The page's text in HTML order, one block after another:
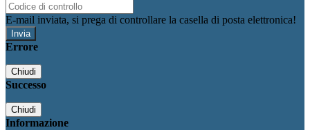
E-mail inviata, si prega di controllare la casella di posta elettronica!
Errore
Chiudi
Successo
Chiudi
Informazione